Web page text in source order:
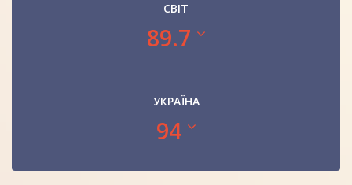
СВІТ
89.7
УКРАЇНА
94